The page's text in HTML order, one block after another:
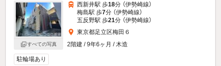
すべての写真
西新井駅 歩18分 （伊勢崎線）
梅島駅 歩7分 （伊勢崎線）
五反野駅 歩21分 （伊勢崎線）
東京都足立区梅田６
2階建 / 9年6ヶ月 / 木造
駐輪場あり